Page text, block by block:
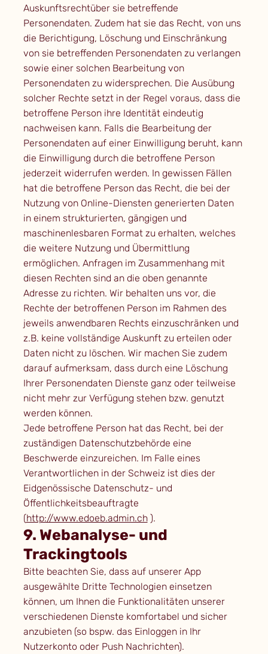
Auskunftsrechtüber sie betreffende
Personendaten. Zudem hat sie das Recht, von uns
die Berichtigung, Löschung und Einschränkung
von sie betreffenden Personendaten zu verlangen
sowie einer solchen Bearbeitung von
Personendaten zu widersprechen. Die Ausübung
solcher Rechte setzt in der Regel voraus, dass die
betroffene Person ihre Identität eindeutig
nachweisen kann. Falls die Bearbeitung der
Personendaten auf einer Einwilligung beruht, kann
die Einwilligung durch die betroffene Person
jederzeit widerrufen werden. In gewissen Fällen
hat die betroffene Person das Recht, die bei der
Nutzung von Online-Diensten generierten Daten
in einem strukturierten, gängigen und
maschinenlesbaren Format zu erhalten, welches
die weitere Nutzung und Übermittlung
ermöglichen. Anfragen im Zusammenhang mit
diesen Rechten sind an die oben genannte
Adresse zu richten. Wir behalten uns vor, die
Rechte der betroffenen Person im Rahmen des
jeweils anwendbaren Rechts einzuschränken und
z.B. keine vollständige Auskunft zu erteilen oder
Daten nicht zu löschen. Wir machen Sie zudem
darauf aufmerksam, dass durch eine Löschung
Ihrer Personendaten Dienste ganz oder teilweise
nicht mehr zur Verfügung stehen bzw. genutzt
werden können.
Jede betroffene Person hat das Recht, bei der
zuständigen Datenschutzbehörde eine
Beschwerde einzureichen. Im Falle eines
Verantwortlichen in der Schweiz ist dies der
Eidgenössische Datenschutz- und
Öffentlichkeitsbeauftragte
(http://www.edoeb.admin.ch).
9. Webanalyse- und
Trackingtools
Bitte beachten Sie, dass auf unserer App
ausgewählte Dritte Technologien einsetzen
können, um Ihnen die Funktionalitäten unserer
verschiedenen Dienste komfortabel und sicher
anzubieten (so bspw. das Einloggen in Ihr
Nutzerkonto oder Push Nachrichten).